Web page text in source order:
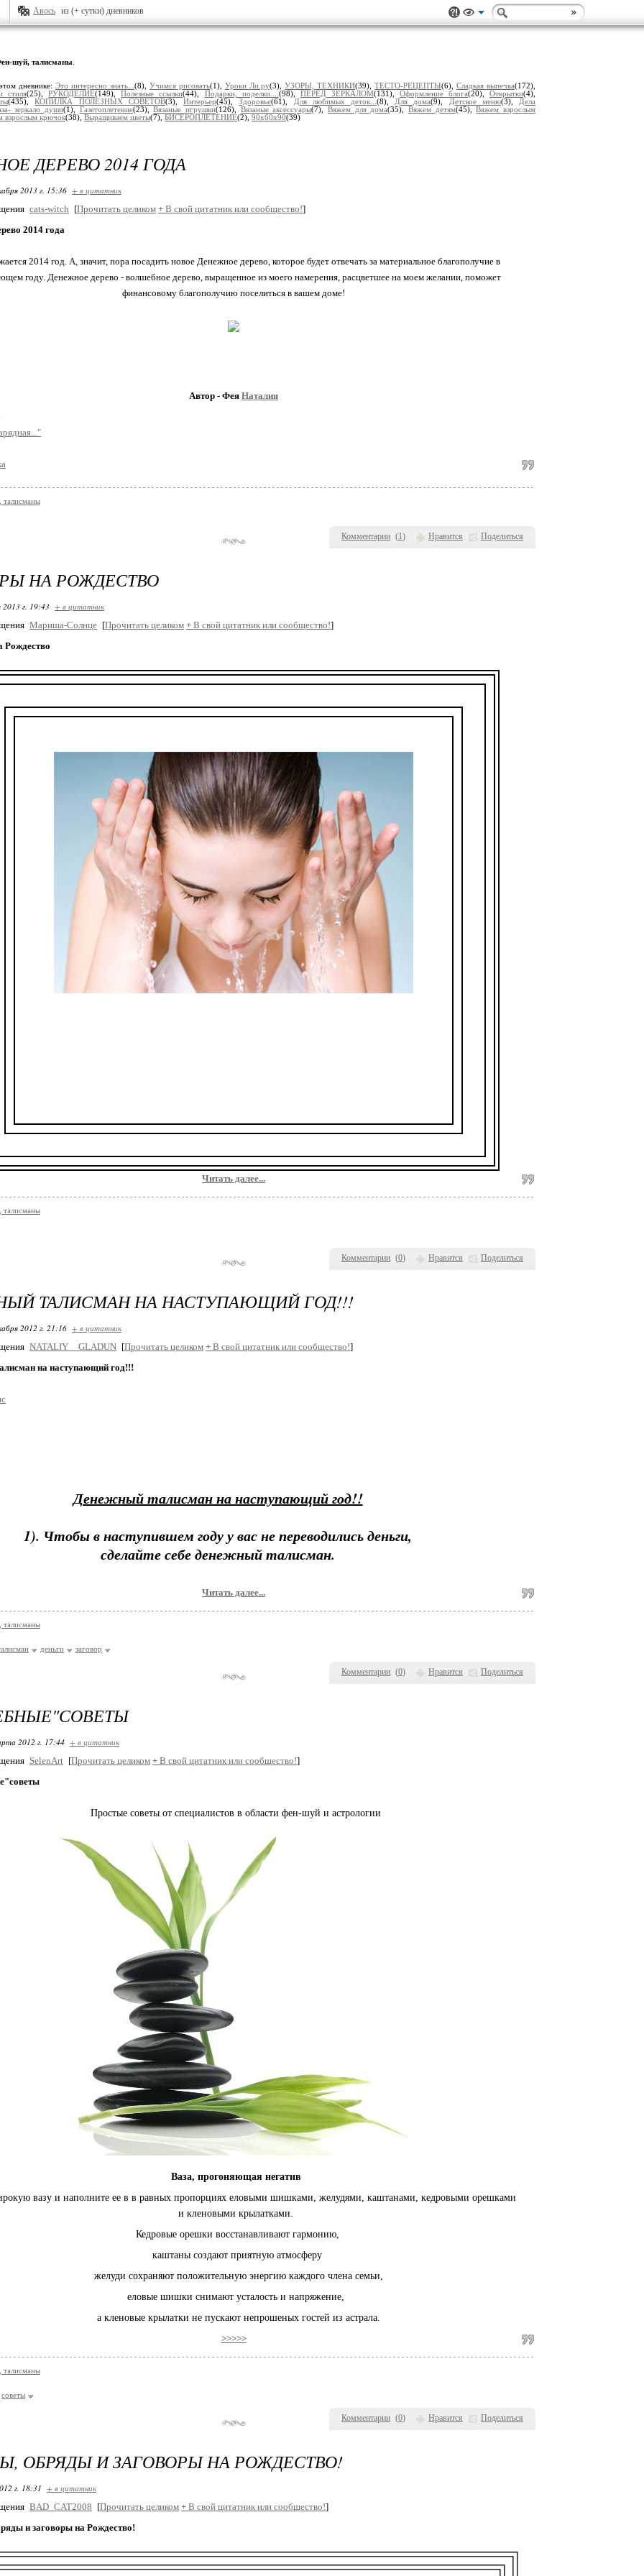
Авось из (+ сутки) дневников
шуй, талисманы
дневнике: Это интересно знать... (8), Учимся рисовать(1), Уроки Ли.ру(3), УЗОРЫ, ТЕХНИКИ(39), ТЕСТО-РЕЦЕПТЫ(6), Сладкая выпечка(172),
стиля(25),РУКОДЕЛИЕ(149),Полезные ссылки(44), Подарки, поделки.... (98), ПЕРЕД ЗЕРКАЛОМ(131), Оформление блога(20),Открытки(4),
(435),КОПИЛКА ПОЛЕЗНЫХ СОВЕТОВ(3),Интерьер(45),Здоровье(61), Для любимых деток... (8), Для дома(9), Детское меню(3), Дела
зеркало души(1), Газетоплетение(23),Вязаные игрушки(126), Вязаные аксессуары(7),Вяжем для дома(35),Вяжем детям(45),Вяжем взрослым
взрослым крючок(38), Выращиваем цветы(7), БИСЕРОПЛЕТЕНИЕ(2), 90х60х90(39)
Комментарии (1) Нравится Поделиться
ДЕРЕВО 2014 ГОДА
2013 г. 15:36 + в цитатник
cats-witch [Прочитать целиком + В свой цитатник или сообщество!]
2014 года
2014 год. А, значит, пора посадить новое Денежное дерево, которое будет отвечать за материальное благополучие в
году. Денежное дерево - волшебное дерево, выращенное из моего намерения, расцветшее на моем желании, поможет
финансовому благополучию поселиться в вашем доме!
Автор - Фея Наталия
Комментарии (0) Нравится Поделиться
НА РОЖДЕСТВО
2013 г. 19:43 + в цитатник
Мариша-Солнце [Прочитать целиком + В свой цитатник или сообщество!]
Рождество
Читать далее...
Комментарии (0) Нравится Поделиться
ТАЛИСМАН НА НАСТУПАЮЩИЙ ГОД!!!
2012 г. 21:16 + в цитатник
NATALIY__GLADUN [Прочитать целиком + В свой цитатник или сообщество!]
на наступающий год!!!
Денежный талисман на наступающий год!!
1). Чтобы в наступившем году у вас не переводились деньги,
сделайте себе денежный талисман.
Читать далее...
деньги заговор
Комментарии (0) Нравится Поделиться
2012 г. 17:44 + в цитатник
SelenArt [Прочитать целиком + В свой цитатник или сообщество!]
Простые советы от специалистов в области фен-шуй и астрологии
Ваза, прогоняющая негатив
вазу и наполните ее в в рав­ных пропорциях еловыми шишками, желудями, каштанами, кедровыми ореш­ками
и кленовыми крылатками.
Кедровые орешки восстанавливают гармонию,
каштаны создают приятную атмосферу
желуди сохраняют положительную энергию каждого члена семьи,
еловые шишки снимают усталость и напряжение,
а кленовые крылатки не пускают непрошеных гостей из астрала.
>>>>>
советы
ОБРЯДЫ И ЗАГОВОРЫ НА РОЖДЕСТВО!
г. 18:31 + в цитатник
BAD_CAT2008 [Прочитать целиком + В свой цитатник или сообщество!]
и заговоры на Рождество!